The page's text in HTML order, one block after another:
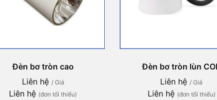
Đèn bơ tròn cao
Liên hệ / Giá
Liên hệ (đơn tối thiểu)
Đèn bơ tròn lùn
Liên hệ / Giá
Liên hệ (đơn tối thiểu)